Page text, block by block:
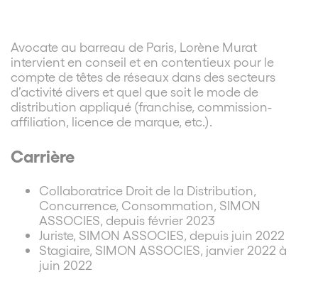
Avocate au barreau de Paris, Lorène Murat
intervient en conseil et en contentieux pour le
compte de têtes de réseaux dans des secteurs
d’activité divers et quel que soit le mode de
distribution appliqué (franchise, commission-
affiliation, licence de marque, etc.).
Carrière
Collaboratrice Droit de la Distribution,
Concurrence, Consommation, SIMON
ASSOCIES, depuis février 2023
Juriste, SIMON ASSOCIES, depuis juin 2022
Stagiaire, SIMON ASSOCIES, janvier 2022 à
juin 2022